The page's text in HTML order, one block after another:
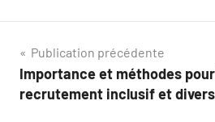
Navigation
de
Publication précédente
Importance et méthodes
recrutement inclusif et